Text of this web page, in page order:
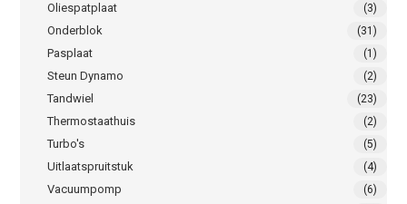
Oliespatplaat (3)
Onderblok (31)
Pasplaat (1)
Steun Dynamo (2)
Tandwiel (23)
Thermostaathuis (2)
Turbo's (5)
Uitlaatspruitstuk (4)
Vacuumpomp (6)